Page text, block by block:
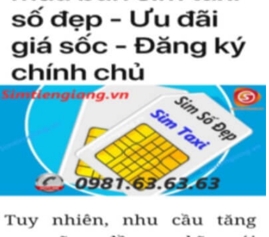
người khác cũng sẽ biết được vị trí của bạn trong xã hội là như thế
nào rồi?
Hướng dẫn mua Sim Tứ Quý 2 tại
Simtiengiang.vn.
Sim Tiền Giang là đơn vị cung cấp
Tứ Quý, sim giá rẻ uy